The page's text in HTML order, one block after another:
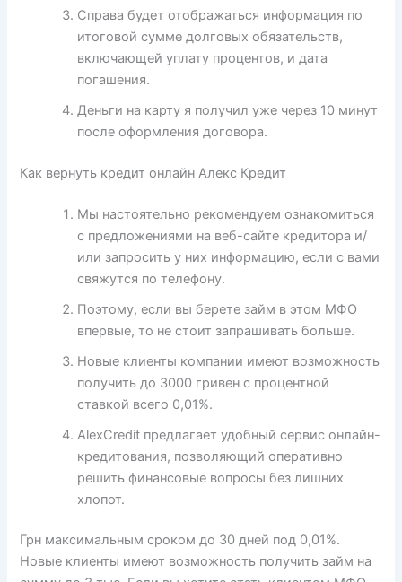
Справа будет отображаться информация по
итоговой сумме долговых обязательств,
включающей уплату процентов, и дата
погашения.
Деньги на карту я получил уже через 10 минут
после оформления договора.
Как вернуть кредит онлайн Алекс Кредит
Мы настоятельно рекомендуем ознакомиться
с предложениями на веб-сайте кредитора и/
или запросить у них информацию, если с вами
свяжутся по телефону.
Поэтому, если вы берете займ в этом МФО
впервые, то не стоит запрашивать больше.
Новые клиенты компании имеют возможность
получить до 3000 гривен с процентной
ставкой всего 0,01%.
AlexCredit предлагает удобный сервис онлайн-
кредитования, позволяющий оперативно
решить финансовые вопросы без лишних
хлопот.
Грн максимальным сроком до 30 дней под 0,01%.
Новые клиенты имеют возможность получить займ на